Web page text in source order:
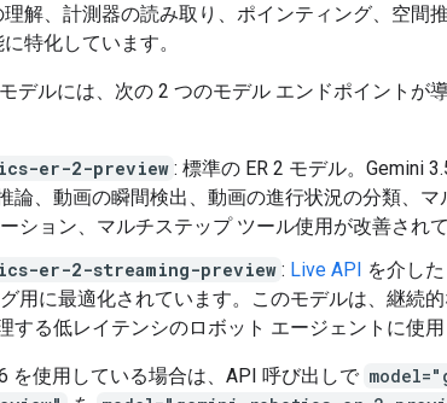
解、計測器の読み取り、ポインティング、空間推
特化しています。
デルには、次の 2 つのモデル エンドポイントが
er-2-preview : 標準の ER 2 モデル。Gemini
論、動画の瞬間検出、動画の進行状況の分類、マ
ション、マルチステップ ツール使用が改善されて
er-2-streaming-preview : Live API を介し
用に最適化されています。このモデルは、継続
する低レイテンシのロボット エージェントに使用
を使用している場合は、API 呼び出しで